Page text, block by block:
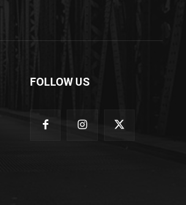
FOLLOW US